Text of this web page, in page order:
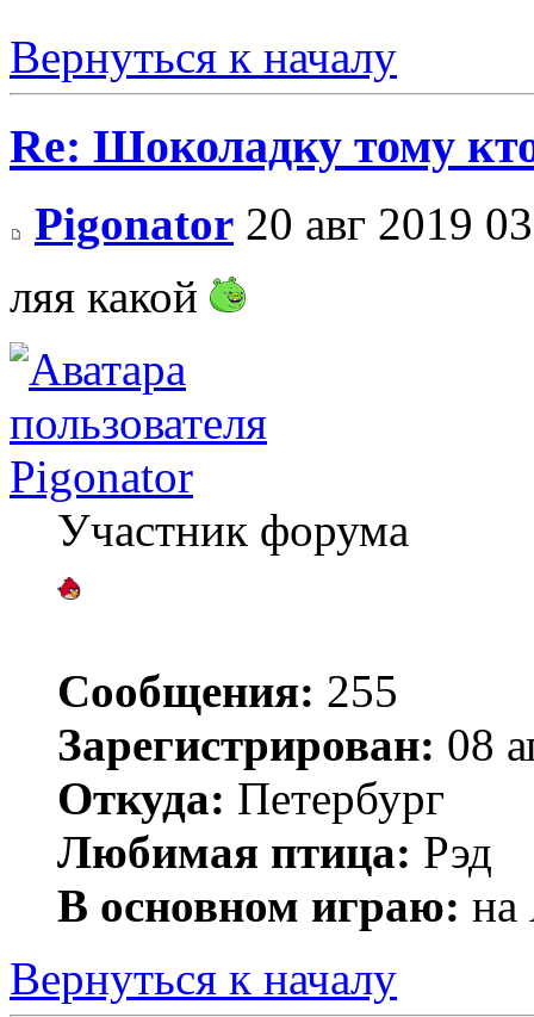
Вернуться к началу
Re: Шоколадку тому
Pigonator 20 авг 2019
ляя какой
Pigonator
Участник форума
Сообщения: 255
Зарегистрирован: 08
Откуда: Петербург
Любимая птица: Рэд
В основном играю: на
Вернуться к началу